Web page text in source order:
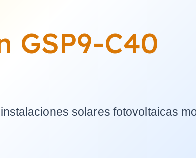
GSP9-C40
solares fotovoltaicas